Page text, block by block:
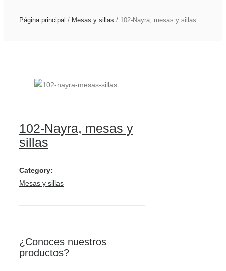
Página principal / Mesas y sillas / 102-Nayra, mesas y sillas
102-Nayra, mesas y
sillas
Category:
Mesas y sillas
¿Conoces nuestros
productos?